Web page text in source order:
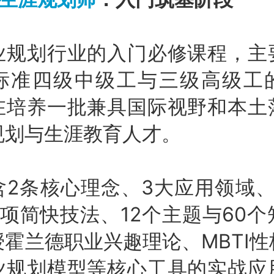
规划行业的入门必修课程，主
准四级中级工与三级高级工
培养一批兼具国际视野和本土
与生涯教育人才。
2条核心理念、3大应用领域
简快技法、12个主题与60个
兰德职业兴趣理论、MBTI
规划模型等核心工具的实战应